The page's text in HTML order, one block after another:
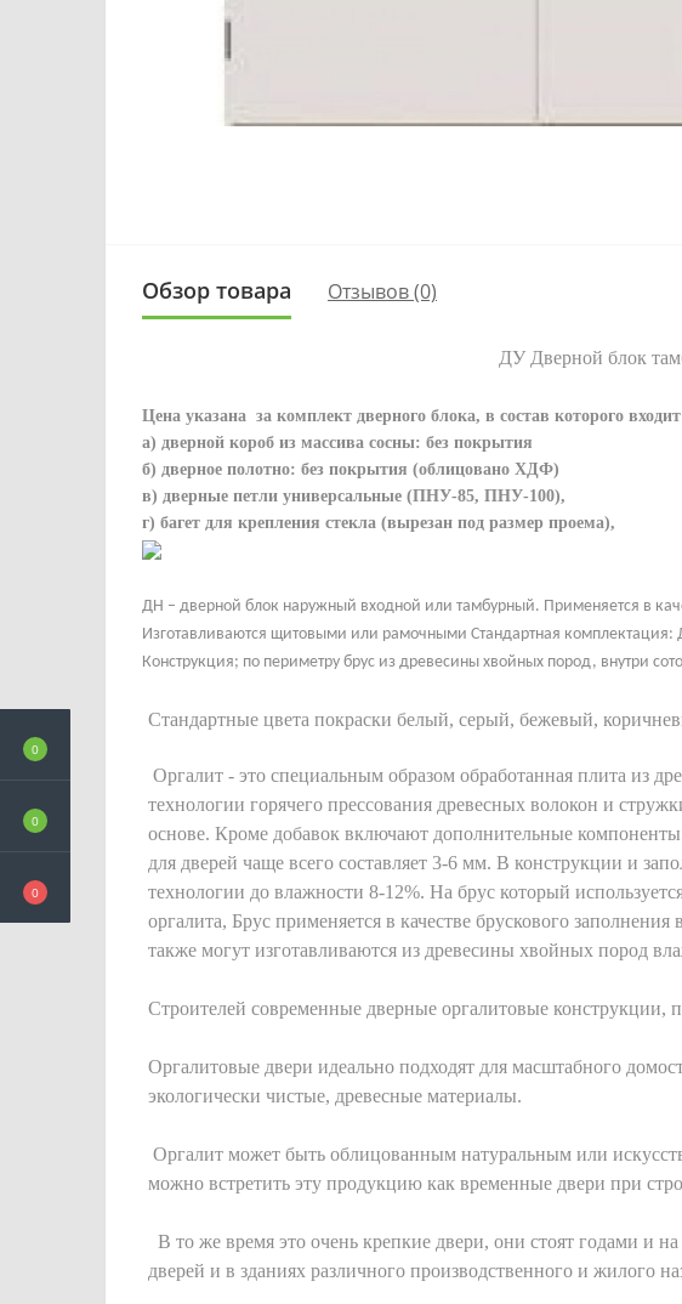
0
0
0
Обзор товара Отзывов (0)
ДУ Дверной блок
Цена указана за комплект дверного блока, в состав которого
а) дверной короб из массива сосны: без покрытия
б) дверное полотно: без покрытия (облицовано ХДФ)
в) дверные петли универсальные (ПНУ-85, ПНУ-100),
г) багет для крепления стекла (вырезан под размер проема),
ДН – дверной блок наружный входной или тамбурный. Применяется в
Изготавливаются щитовыми или рамочными Стандартная комплектация:
Конструкция; по периметру брус из древесины хвойных пород, внутри
Стандартные цвета покраски белый, серый, бежевый,
Оргалит - это специальным образом обработанная плита из
технологии горячего прессования древесных волокон и
основе. Кроме добавок включают дополнительные
для дверей чаще всего составляет 3-6 мм. В конструкции и
технологии до влажности 8-12%. На брус который
оргалита, Брус применяется в качестве брускового
также могут изготавливаются из древесины хвойных пород
Строителей современные дверные оргалитовые
Оргалитовые двери идеально подходят для масштабного
экологически чистые, древесные материалы.
Оргалит может быть облицованным натуральным или
можно встретить эту продукцию как временные двери при
В то же время это очень крепкие двери, они стоят годами и
дверей и в зданиях различного производственного и жилого